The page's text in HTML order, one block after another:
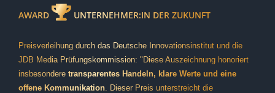
AWARD UNTERNEHMER:IN DER ZUKUNFT
Preisverleihung durch das Deutsche Innovationsinstitut und die
JDB Media Prüfungskommission: "Diese Auszeichnung honoriert
insbesondere transparentes Handeln, klare Werte und eine
offene Kommunikation . Dieser Preis unterstreicht die